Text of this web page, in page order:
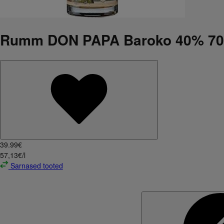
Rumm DON PAPA Baroko 40%
39.99€
57,13€/l
Sarnased tooted